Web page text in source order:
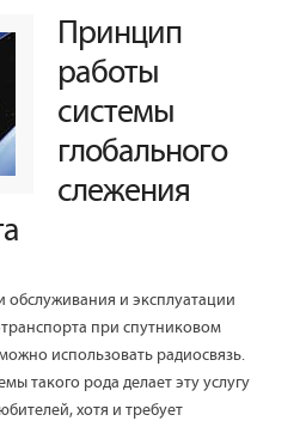
Принцип
работы
системы
глобального
слежения
и эксплуатации
при спутниковом
использовать радиосвязь.
такого рода делает эту услугу
хотя и требует